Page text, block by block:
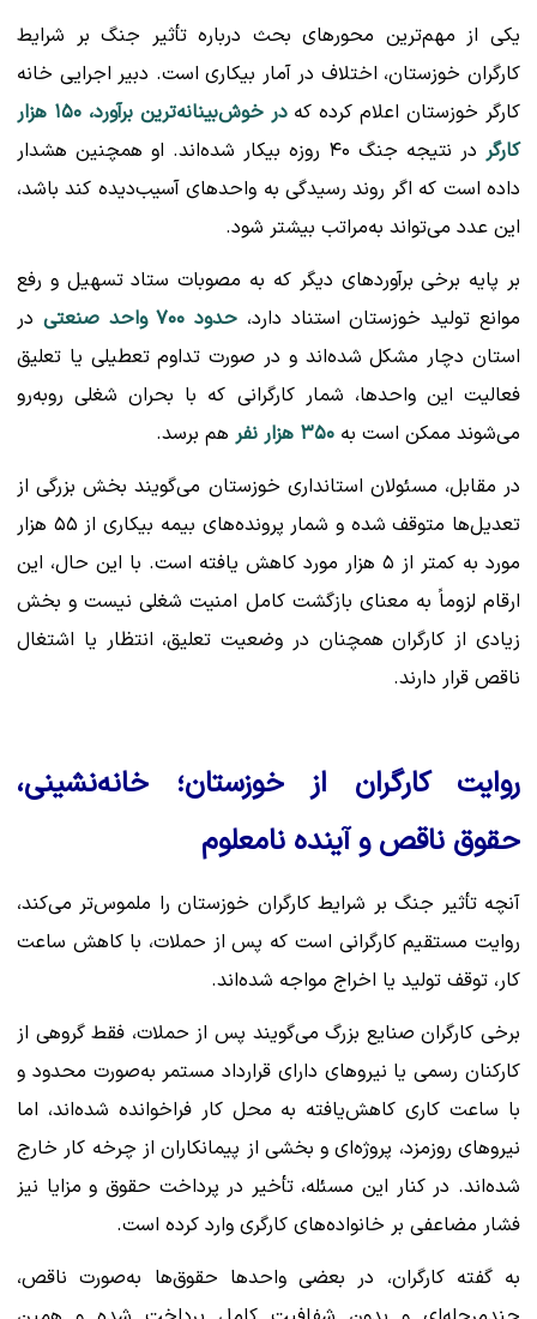
یکی از مهم‌ترین محورهای بحث درباره تأثیر جنگ بر شرایط
کارگران خوزستان، اختلاف در آمار بیکاری است. دبیر اجرایی خانه
کارگر خوزستان اعلام کرده که
در خوش‌بینانه‌ترین برآورد، ۱۵۰ هزار
کارگر
در نتیجه جنگ ۴۰ روزه بیکار شده‌اند. او همچنین هشدار
داده است که اگر روند رسیدگی به واحدهای آسیب‌دیده کند باشد،
این عدد می‌تواند به‌مراتب بیشتر شود.
بر پایه برخی برآوردهای دیگر که به مصوبات ستاد تسهیل و رفع
موانع تولید خوزستان استناد دارد، حدود ۷۰۰ واحد صنعتی
در
استان دچار مشکل شده‌اند و در صورت تداوم تعطیلی یا تعلیق
فعالیت این واحدها، شمار کارگرانی که با بحران شغلی روبه‌رو
می‌شوند ممکن است به ۳۵۰ هزار نفر
هم برسد.
در مقابل، مسئولان استانداری خوزستان می‌گویند بخش بزرگی از
تعدیل‌ها متوقف شده و شمار پرونده‌های بیمه بیکاری از ۵۵ هزار
مورد به کمتر از ۵ هزار مورد کاهش یافته است. با این حال، این
ارقام لزوماً به معنای بازگشت کامل امنیت شغلی نیست و بخش
زیادی از کارگران همچنان در وضعیت تعلیق، انتظار یا اشتغال
ناقص قرار دارند.
روایت کارگران از خوزستان؛ خانه‌نشینی،
حقوق ناقص و آینده نامعلوم
آنچه تأثیر جنگ بر شرایط کارگران خوزستان را ملموس‌تر می‌کند،
روایت مستقیم کارگرانی است که پس از حملات، با کاهش ساعت
کار، توقف تولید یا اخراج مواجه شده‌اند.
برخی کارگران صنایع بزرگ می‌گویند پس از حملات، فقط گروهی از
کارکنان رسمی یا نیروهای دارای قرارداد مستمر به‌صورت محدود و
با ساعت کاری کاهش‌یافته به محل کار فراخوانده شده‌اند، اما
نیروهای روزمزد، پروژه‌ای و بخشی از پیمانکاران از چرخه کار خارج
شده‌اند. در کنار این مسئله، تأخیر در پرداخت حقوق و مزایا نیز
فشار مضاعفی بر خانواده‌های کارگری وارد کرده است.
به گفته کارگران، در بعضی واحدها حقوق‌ها به‌صورت ناقص،